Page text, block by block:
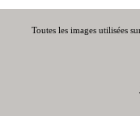
Toutes les images utilisées